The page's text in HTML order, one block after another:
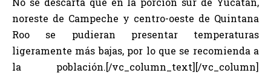
noreste de Campeche y centro-oeste de Quintana
Roo se pudieran presentar temperaturas
ligeramente más bajas, por lo que se recomienda a
la población.[/vc_column_text][/vc_column]